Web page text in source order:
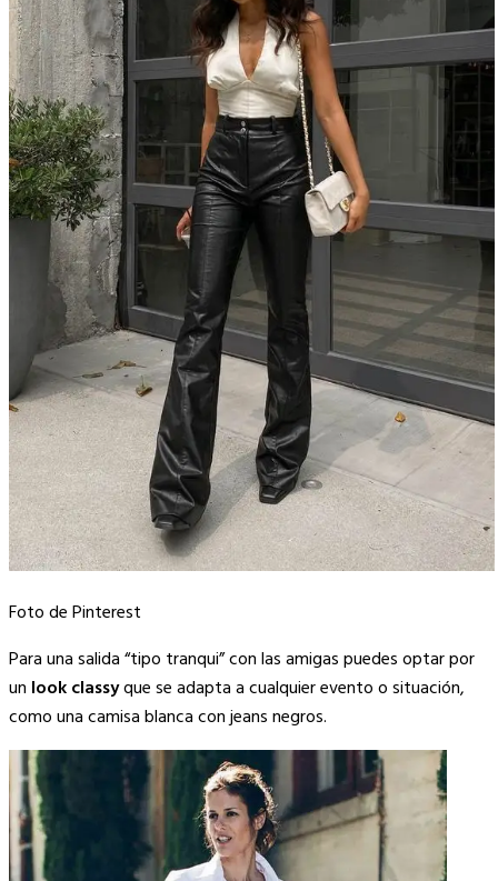
Foto de Pinterest
Para una salida “tipo tranqui” con las amigas puedes optar por
un look classyque se adapta a cualquier evento o situación,
como una camisa blanca con jeans negros.